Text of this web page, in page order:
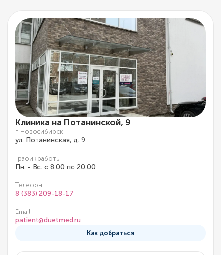
Клиника на Потанинской, 9
г. Новосибирск
ул. Потанинская, д. 9
График работы
Пн. - Вс. с 8.00 по 20.00
Телефон
8 (383) 209-18-17
Email
patient@duetmed.ru
Как добраться